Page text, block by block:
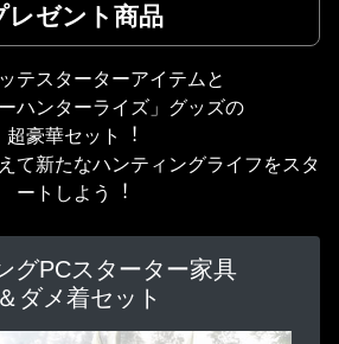
レゼント商品
テスターターアイテムと
ハンターライズ」グッズの
超豪華セット︕
て新たなハンティングライフをスタ
ートしよう︕
グPCスターター家具
＆ダメ着セット